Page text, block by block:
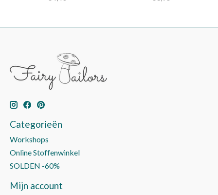
Categorieën
Workshops
Online Stoffenwinkel
SOLDEN -60%
Mijn account